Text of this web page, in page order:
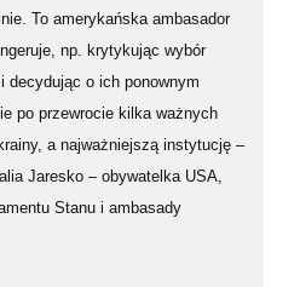
To amerykańska ambasador
np. krytykując wybór
decydując o ich ponownym
po przewrocie kilka ważnych
a najważniejszą instytucję –
Jaresko – obywatelka USA,
Stanu i ambasady